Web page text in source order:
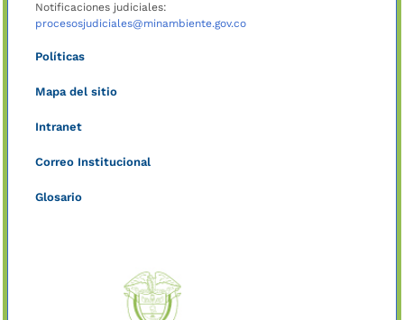
Notificaciones judiciales:
procesosjudiciales@minambiente.gov.co
Políticas
Mapa del sitio
Intranet
Correo Institucional
Glosario